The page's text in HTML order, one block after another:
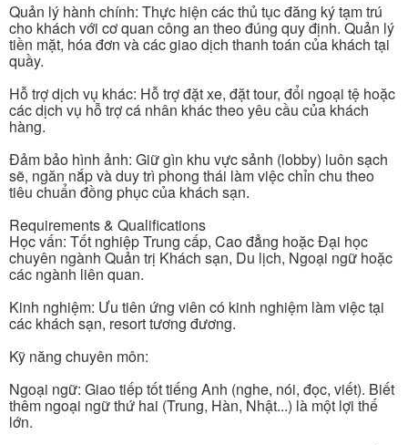
Quản lý hành chính: Thực hiện các thủ tục đăng ký tạm trú
cho khách với cơ quan công an theo đúng quy định. Quản lý
tiền mặt, hóa đơn và các giao dịch thanh toán của khách tại
quầy.
Hỗ trợ dịch vụ khác: Hỗ trợ đặt xe, đặt tour, đổi ngoại tệ hoặc
các dịch vụ hỗ trợ cá nhân khác theo yêu cầu của khách
hàng.
Đảm bảo hình ảnh: Giữ gìn khu vực sảnh (lobby) luôn sạch
sẽ, ngăn nắp và duy trì phong thái làm việc chỉn chu theo
tiêu chuẩn đồng phục của khách sạn.
Requirements & Qualifications
Học vấn: Tốt nghiệp Trung cấp, Cao đẳng hoặc Đại học
chuyên ngành Quản trị Khách sạn, Du lịch, Ngoại ngữ hoặc
các ngành liên quan.
Kinh nghiệm: Ưu tiên ứng viên có kinh nghiệm làm việc tại
các khách sạn, resort tương đương.
Kỹ năng chuyên môn:
Ngoại ngữ: Giao tiếp tốt tiếng Anh (nghe, nói, đọc, viết). Biết
thêm ngoại ngữ thứ hai (Trung, Hàn, Nhật...) là một lợi thế
lớn.